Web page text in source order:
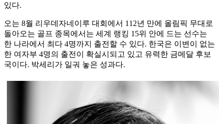
있다.
오는 8월 리우데자네이루 대회에서 112년 만에 올림픽 무대로
돌아오는 골프 종목에서는 세계 랭킹 15위 안에 드는 선수는
한 나라에서 최다 4명까지 출전할 수 있다. 한국은 이변이 없는
한 여자부 4명의 출전이 확실시되고 있고 유력한 금메달 후보
국이다. 박세리가 일궈 놓은 성과다.